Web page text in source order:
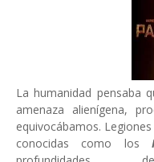
La humanidad pensaba
amenaza alienígena,
equivocábamos.
conocidas como los